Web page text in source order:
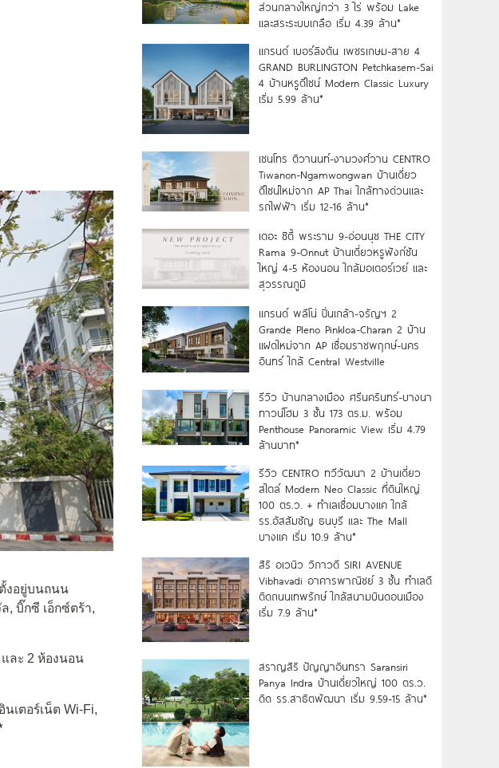
ตั้งอยู่บนถนน
, บิ๊กซี เอ็กซ์ตร้า,
ละ 2 ห้องนอน
เตอร์เน็ต Wi-Fi,
ส่วนกลางใหญ่กว่า 3 ไร่ พร้อม Lake
และสระระบบเกลือ เริ่ม 4.39 ล้าน*
แกรนด์ เบอร์ลิงตัน เพชรเกษม-สาย 4
GRAND BURLINGTON Petchkasem-Sai
4 บ้านหรูดีไซน์ Modern Classic Luxury
เริ่ม 5.99 ล้าน*
เซนโทร ติวานนท์-งามวงศ์วาน CENTRO
Tiwanon-Ngamwongwan บ้านเดี่ยว
ดีไซน์ใหม่จาก AP Thai ใกล้ทางด่วนและ
รถไฟฟ้า เริ่ม 12-16 ล้าน*
เดอะ ซิตี้ พระราม 9-อ่อนนุช THE CITY
Rama 9-Onnut บ้านเดี่ยวหรูฟังก์ชัน
ใหญ่ 4-5 ห้องนอน ใกล้มอเตอร์เวย์ และ
สุวรรณภูมิ
แกรนด์ พลีโน่ ปิ่นเกล้า-จรัญฯ 2
Grande Pleno Pinkloa-Charan 2 บ้าน
แฝดใหม่จาก AP เชื่อมราชพฤกษ์-นคร
อินทร์ ใกล้ Central Westville
รีวิว บ้านกลางเมือง ศรีนครินทร์-บางนา
ทาวน์โฮม 3 ชั้น 173 ตร.ม. พร้อม
Penthouse Panoramic View เริ่ม 4.79
ล้านบาท*
รีวิว CENTRO ทวีวัฒนา 2 บ้านเดี่ยว
สไตล์ Modern Neo Classic ที่ดินใหญ่
100 ตร.ว. + ทำเลเชื่อมบางแค ใกล้
รร.อัสสัมชัญ ธนบุรี และ The Mall
บางแค เริ่ม 10.9 ล้าน*
สิริ อเวนิว วิภาวดี SIRI AVENUE
Vibhavadi อาคารพาณิชย์ 3 ชั้น ทำเลดี
ติดถนนเทพรักษ์ ใกล้สนามบินดอนเมือง
เริ่ม 7.9 ล้าน*
สราญสิริ ปัญญาอินทรา Saransiri
Panya Indra บ้านเดี่ยวใหญ่ 100 ตร.ว.
ดิด รร.สาธิตพัฒนา เริ่ม 9.59-15 ล้าน*